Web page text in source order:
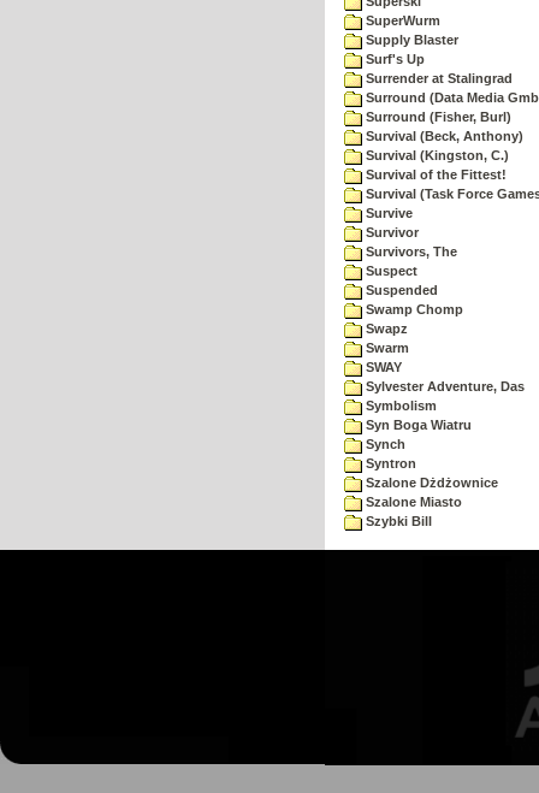
SuperWurm
Supply Blaster
Surf's Up
Surrender at Stalingrad
Surround (Data Media
Surround (Fisher, Burl)
Survival (Beck, Anthony)
Survival (Kingston, C.)
Survival of the Fittest!
Survival (Task Force
Survive
Survivor
Survivors, The
Suspect
Suspended
Swamp Chomp
Swapz
Swarm
SWAY
Sylvester Adventure, Das
Symbolism
Syn Boga Wiatru
Synch
Syntron
Szalone Dżdżownice
Szalone Miasto
Szybki Bill